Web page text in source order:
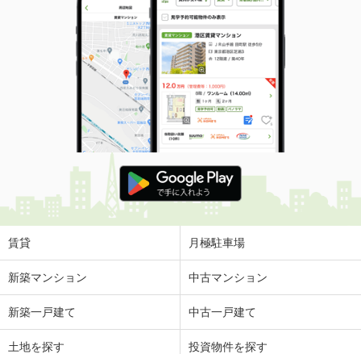
賃貸 月極駐車場
新築マンション 中古マンション
新築一戸建て 中古一戸建て
土地を探す 投資物件を探す